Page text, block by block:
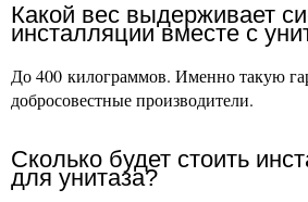
Какой вес выдерживает
инсталляции вместе с
До 400 килограммов. Именно такую
добросовестные производители.
Сколько будет стоить
для унитаза?